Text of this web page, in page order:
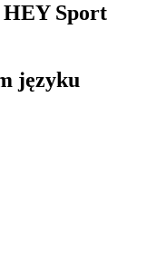
HEY Sport
języku